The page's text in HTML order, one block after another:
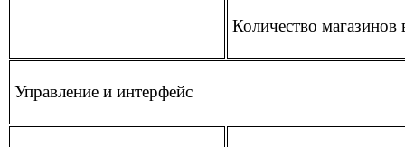
Количество магазинов
Управление и интерфейс